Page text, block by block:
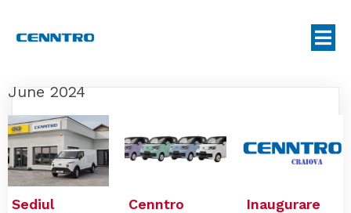
June 2024
Sediul
Cenntro
Inaugurare